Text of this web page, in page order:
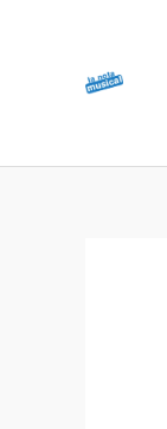
contenido